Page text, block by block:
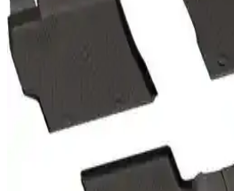
Sahler Dacia Sandero 2021-
Havuzlu Oto Paspasları
Sahler'in Dacia Sandero 2021-2025
ve şık havuzlu oto paspasları detaylı
montaj ve uzun ömür sağlar.
Gold Citroen C-Elysee 2012-
Havuzlu Siyah Oto Paspas ile